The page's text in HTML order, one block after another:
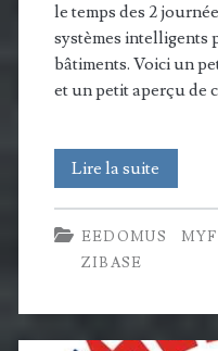
le temps des 2
systèmes intelligents
bâtiments. Voici un
et un petit aperçu de
Lire la suite
sur
le
EEDOMUS
ZIBASE